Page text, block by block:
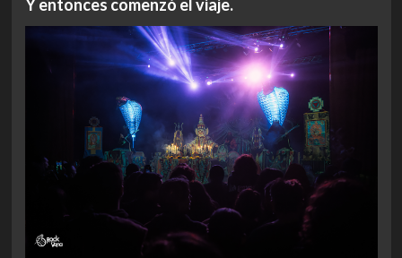
Y entonces comenzó el viaje.